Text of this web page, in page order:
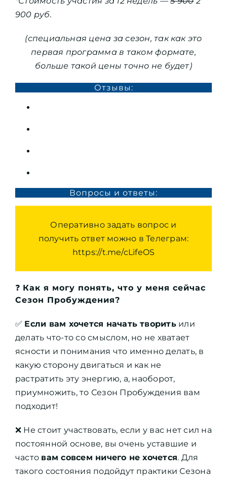
900 руб.
(специальная цена за сезон, так как это
первая программа в таком формате,
больше такой цены точно не будет)
Отзывы:
Вопросы и ответы:
Оперативно задать вопрос и
получить ответ можно в Телеграм:
https://t.me/cLifeOS
❓ Как я могу понять, что у меня сейчас
Сезон Пробуждения?
✅ Если вам хочется начать творитьили
делать что-то со смыслом, но не хватает
ясности и понимания что именно делать, в
какую сторону двигаться и как не
растратить эту энергию, а, наоборот,
приумножить, то Сезон Пробуждения вам
подходит!
❌ Не стоит участвовать, если у вас нет сил на
постоянной основе, вы очень уставшие и
часто вам совсем ничего не хочется. Для
такого состояния подойдут практики Сезона